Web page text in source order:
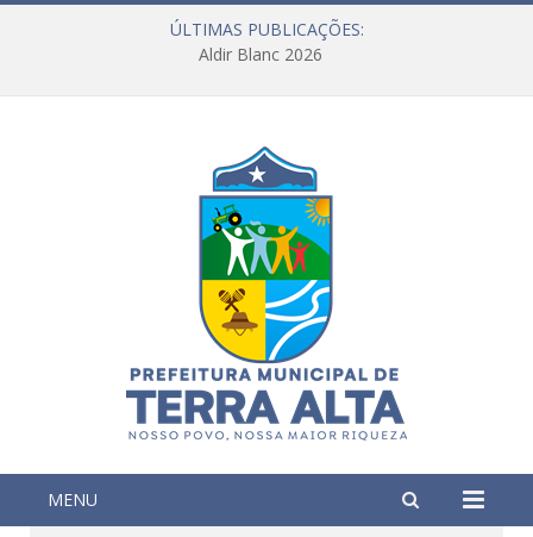
ÚLTIMAS PUBLICAÇÕES:
Aldir Blanc 2026
MENU